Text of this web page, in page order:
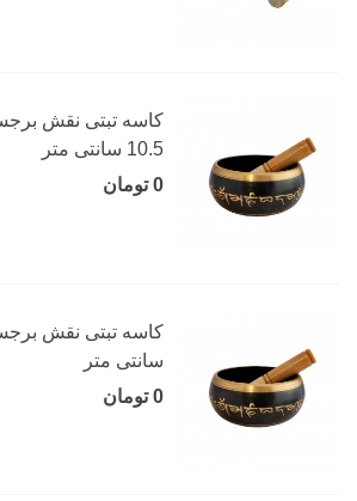
کاسه تبتی نقش
10.5 سانتی متر
0 تومان
سانتی متر
0 تومان